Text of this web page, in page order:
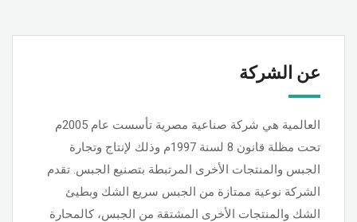
عن الشركة
العالمية هي شركة صناعية مصرية تأسست عام 2005م
تحت مظلة قانون 8 لسنة 1997م وذلك لإنتاج وتجارة
الجبس والمنتجات الأخرى المرتبطة بتصنيع الجبس. تقدم
الشركة نوعية ممتازة من الجبس سريع الشك وبطيئ
الشك والمنتجات الأخرى المشتقة من الجبس، كالمحارة